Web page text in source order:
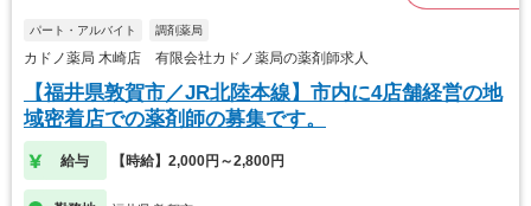
パート・アルバイト 調剤薬局
カドノ薬局 木崎店 有限会社カドノ薬局の薬剤師求人
【福井県敦賀市／JR北陸本線】市内に4店舗経営の地
域密着店での薬剤師の募集です。
給与 【時給】2,000円～2,800円